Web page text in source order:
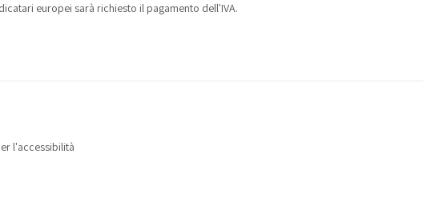
europei sarà richiesto il pagamento dell'IVA.
l'accessibilità